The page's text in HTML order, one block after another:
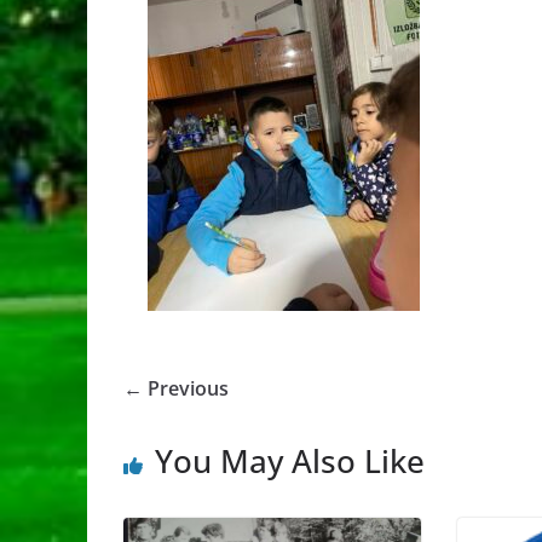
← Previous
You May Also Like